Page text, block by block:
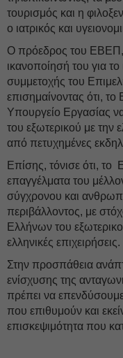
τουρισμός και η
ο ιατρικός και
Ο πρόεδρος του ΕΒΕΠ,
ικανοποίησή του για το
συμμετοχής του
επισημαίνοντας ότι,
Υπουργείο Εργασίας
του εξωτερικού με την
από πετυχημένες
Επίσης, τόνισε ότι,
επαγγέλματα του
σύγχρονου και
περιβάλλοντος, με
Ελλήνων του
ελληνικές επιχειρήσεις.
Στην προσπάθεια
ενίσχυσης της
πρέπει να
που επιθυμούν και
επισκεψιμότητα που